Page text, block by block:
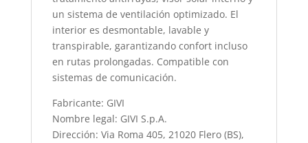
un sistema de ventilación optimizado. El
interior es desmontable, lavable y
transpirable, garantizando confort incluso
en rutas prolongadas. Compatible con
sistemas de comunicación.
Fabricante: GIVI
Nombre legal: GIVI S.p.A.
Dirección: Via Roma 405, 21020 Flero (BS),